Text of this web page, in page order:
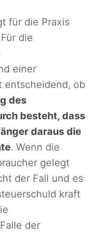
für die Praxis
die
einer
entscheidend, ob
des
besteht, dass
daraus die
. Wenn die
gelegt
der Fall und es
kraft
der